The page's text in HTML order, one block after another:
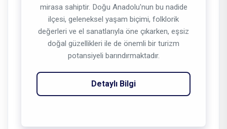
mirasa sahiptir. Doğu Anadolu'nun bu nadide
ilçesi, geleneksel yaşam biçimi, folklorik
değerleri ve el sanatlarıyla öne çıkarken, eşsiz
doğal güzellikleri ile de önemli bir turizm
potansiyeli barındırmaktadır.
Detaylı Bilgi